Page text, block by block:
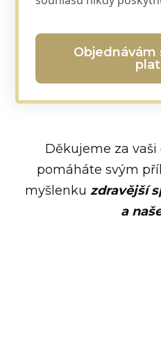
Objednávám
Děkujeme za
pomáháte svým
myšlenku zdravější
a